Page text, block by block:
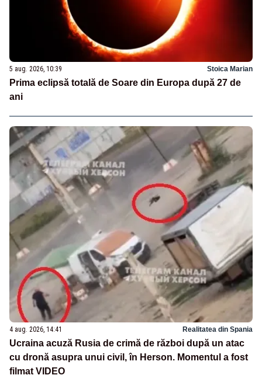
5 aug. 2026, 10:39 Stoica Marian
Prima eclipsă totală de Soare din Europa după 27 de
ani
4 aug. 2026, 14:41 Realitatea din Spania
Ucraina acuză Rusia de crimă de război după un atac
cu dronă asupra unui civil, în Herson. Momentul a fost
filmat VIDEO